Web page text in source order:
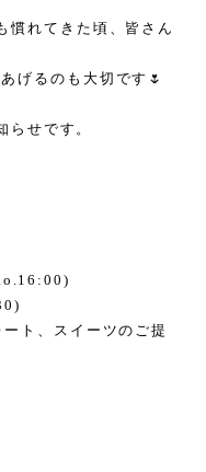
慣れてきた頃、皆さん
げるのも大切です🌷
せです。
ト、スイーツのご提